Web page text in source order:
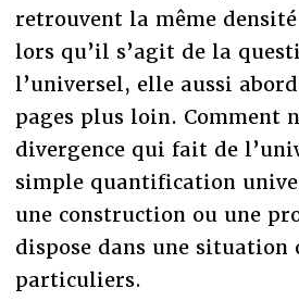
retrouvent la même
lors qu’il s’agit de la
l’universel, elle aussi
pages plus loin. Comment
divergence qui fait de
simple quantification
une construction ou une
dispose dans une situation
particuliers.